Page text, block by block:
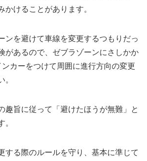
かけることがあります。
ンを避けて車線を変更するつもりだっ
があるので、ゼブラゾーンにさしかか
カーをつけて周囲に進行方向の変更
。
趣旨に従って「避けたほうが無難」と
。
する際のルールを守り、基本に準じて